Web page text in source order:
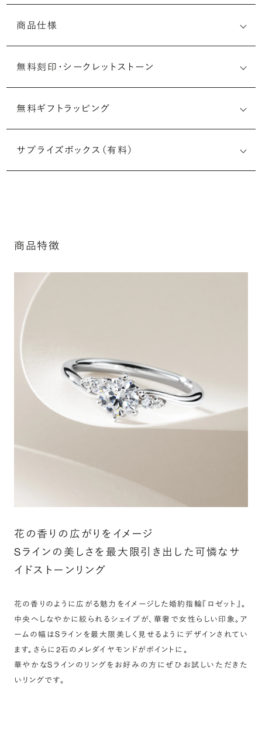
商品仕様
アフターサービス詳細
無料刻印・ シークレットストーン
刻印メッセージ：アルファベット6文字まで刻印可能
印することができます。注文前だけでなく購入後の刻印も、
リングに初めて施す初回の刻印は、無料にて承ります（デザ
シークレットストーン：指輪の内側に留める宝石のこ
指輪の内側に、誕生石やピンクダイヤモンドなど、お好みの
宝石を選んでセッティングすることができます。ショッピング
詳しく見る
無料ギフトラッピング
サプライズボックス（有料）
商品特徴
花の香りの広がりをイメージ
Sラインの美しさを最大限引き出した可憐なサ
イドストーンリング
花の香りのように広がる魅力をイメージした婚約指輪『ロゼット』。
中央へしなやかに絞られるシェイプが、華奢で女性らしい印象。ア
ームの幅はSラインを最大限美しく見せるようにデザインされてい
ます。さらに2石のメレダイヤモンドがポイントに。
華やかなSラインのリングをお好みの方にぜひお試しいただきた
いリングです。